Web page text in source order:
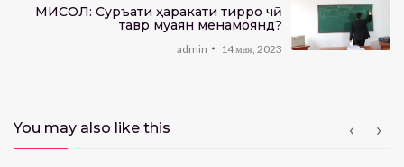
МИСОЛ: Суръати ҳаракати тирро чӣ
тавр муаян менамоянд?
admin 14 мая, 2023
You may also like this